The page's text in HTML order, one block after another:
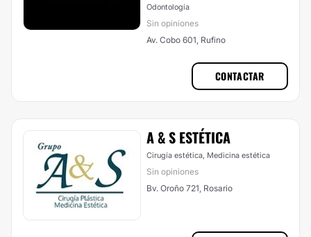
Odontología
Sin opiniones
Av. Cobo 601, Rufino
CONTACTAR
A & S ESTÉTICA
Cirugía estética, Medicina estética
Sin opiniones
Bv. Oroño 721, Rosario